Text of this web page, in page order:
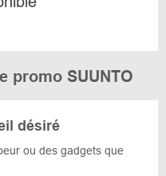
promo SUUNTO
désiré
ou des gadgets que